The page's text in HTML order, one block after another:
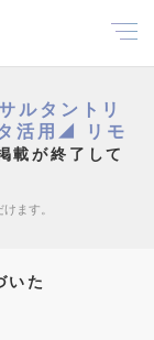
ルタントリ
活用◢ リモ
載が終了して
ます。
いた